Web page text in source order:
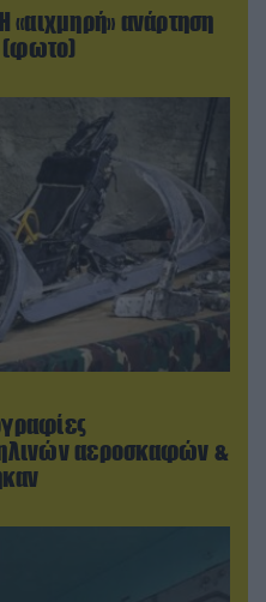
«αιχμηρή» ανάρτηση
(φωτο)
αεροσκαφών &